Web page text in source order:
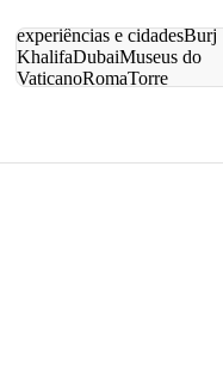
experiências e cidadesBurj
KhalifaDubaiMuseus do
VaticanoRomaTorre